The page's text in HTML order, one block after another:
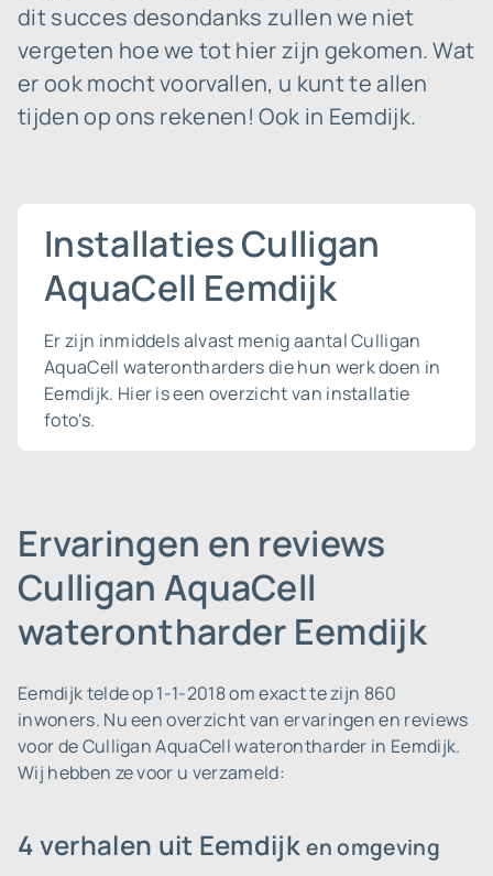
dit succes desondanks zullen we niet
vergeten hoe we tot hier zijn gekomen. Wat
er ook mocht voorvallen, u kunt te allen
tijden op ons rekenen! Ook in Eemdijk.
Installaties Culligan
AquaCell Eemdijk
Er zijn inmiddels alvast menig aantal Culligan
AquaCell waterontharders die hun werk doen in
Eemdijk. Hier is een overzicht van installatie
foto's.
Ervaringen en reviews
Culligan AquaCell
waterontharder Eemdijk
Eemdijk telde op 1-1-2018 om exact te zijn 860
inwoners. Nu een overzicht van ervaringen en reviews
voor de Culligan AquaCell waterontharder in Eemdijk.
Wij hebben ze voor u verzameld:
4 verhalen uit Eemdijken omgeving